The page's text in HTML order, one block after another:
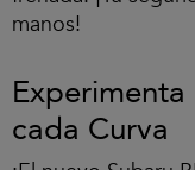
manos!
cada Curva